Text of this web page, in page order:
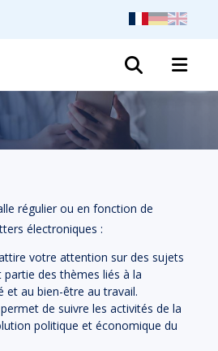
régulier ou en fonction de
électroniques :
votre attention sur des sujets
partie des thèmes liés à la
et au bien-être au travail.
de suivre les activités de la
politique et économique du